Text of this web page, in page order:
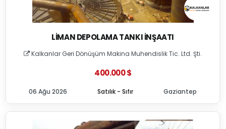
LIMAN DEPOLAMA TANKI İNŞAATI
Kalkanlar Geri Dönüşüm Makina Muhendislik Tic. Ltd. Şti.
400.000 $
Satılık - Sıfır
06 Ağu 2026 Gaziantep